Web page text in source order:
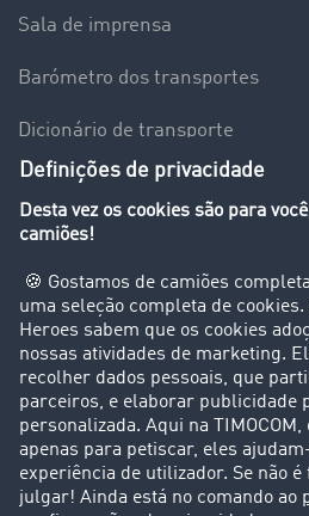
Sala de imprensa
Barómetro dos transportes
Dicionário de transporte
Visão geral da Bolsa de Cargas
Clientes recomendam clientes
Casos de sucesso
Suporte
Suporte